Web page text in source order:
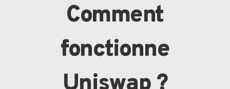
Comment
fonctionne